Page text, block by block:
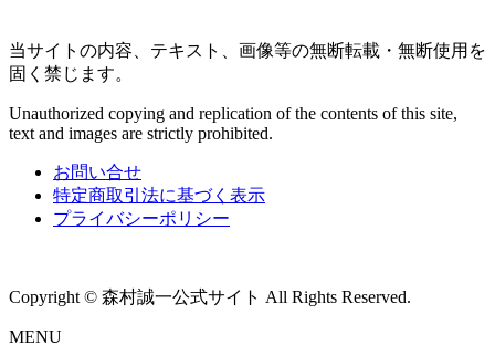
当サイトの内容、テキスト、画像等の無断転載・無断使用を
固く禁じます。
Unauthorized copying and replication of the contents of this site,
text and images are strictly prohibited.
お問い合せ
特定商取引法に基づく表示
プライバシーポリシー
Copyright © 森村誠一公式サイト All Rights Reserved.
MENU